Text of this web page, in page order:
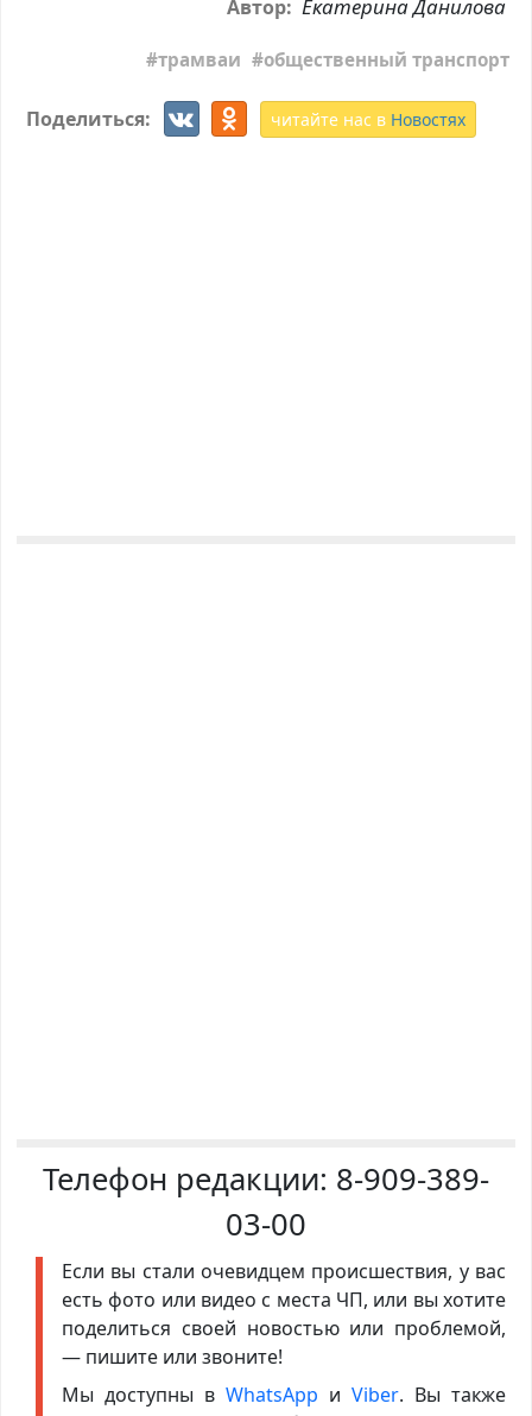
Автор: Екатерина Данилова
трамваи общественный транспорт
Поделиться: читайте нас в Новостях
Телефон редакции: 8-909-389-
03-00
Если вы стали очевидцем происшествия, у вас
есть фото или видео с места ЧП, или вы хотите
поделиться своей новостью или проблемой,
— пишите или звоните!
Мы доступны в WhatsApp иViber. Вы также